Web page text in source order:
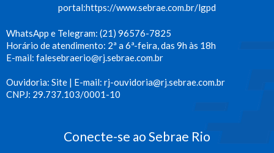
portal:https://www.sebrae.com.br/lgpd
WhatsApp e Telegram: (21) 96576-7825
Horário de atendimento: 2ª a 6ª-feira, das 9h às 18h
E-mail: falesebraerio@rj.sebrae.com.br
Ouvidoria: Site | E-mail: rj-ouvidoria@rj.sebrae.com.br
CNPJ: 29.737.103/0001-10
Conecte-se ao Sebrae Rio